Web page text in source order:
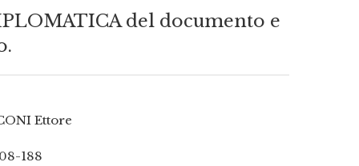
del documento e
Ettore
188